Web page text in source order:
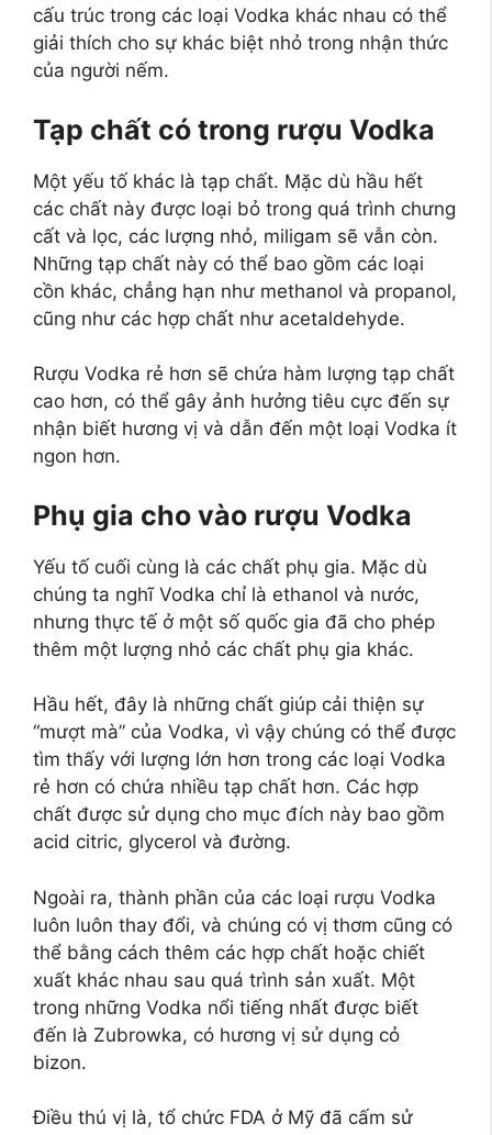
cấu trúc trong các loại Vodka khác nhau có thể
giải thích cho sự khác biệt nhỏ trong nhận thức
của người nếm.
Tạp chất có trong rượu Vodka
Một yếu tố khác là tạp chất. Mặc dù hầu hết
các chất này được loại bỏ trong quá trình chưng
cất và lọc, các lượng nhỏ, miligam sẽ vẫn còn.
Những tạp chất này có thể bao gồm các loại
cồn khác, chẳng hạn như methanol và propanol,
cũng như các hợp chất như acetaldehyde.
Rượu Vodka rẻ hơn sẽ chứa hàm lượng tạp chất
cao hơn, có thể gây ảnh hưởng tiêu cực đến sự
nhận biết hương vị và dẫn đến một loại Vodka ít
ngon hơn.
Phụ gia cho vào rượu Vodka
Yếu tố cuối cùng là các chất phụ gia. Mặc dù
chúng ta nghĩ Vodka chỉ là ethanol và nước,
nhưng thực tế ở một số quốc gia đã cho phép
thêm một lượng nhỏ các chất phụ gia khác.
Hầu hết, đây là những chất giúp cải thiện sự
“mượt mà” của Vodka, vì vậy chúng có thể được
tìm thấy với lượng lớn hơn trong các loại Vodka
rẻ hơn có chứa nhiều tạp chất hơn. Các hợp
chất được sử dụng cho mục đích này bao gồm
acid citric, glycerol và đường.
Ngoài ra, thành phần của các loại rượu Vodka
luôn luôn thay đổi, và chúng có vị thơm cũng có
thể bằng cách thêm các hợp chất hoặc chiết
xuất khác nhau sau quá trình sản xuất. Một
trong những Vodka nổi tiếng nhất được biết
đến là Zubrowka, có hương vị sử dụng cỏ
bizon.
Điều thú vị là, tổ chức FDA ở Mỹ đã cấm sử